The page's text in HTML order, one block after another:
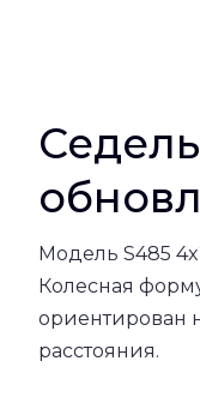
Модель S485
Колесная
ориентирован
расстояния.